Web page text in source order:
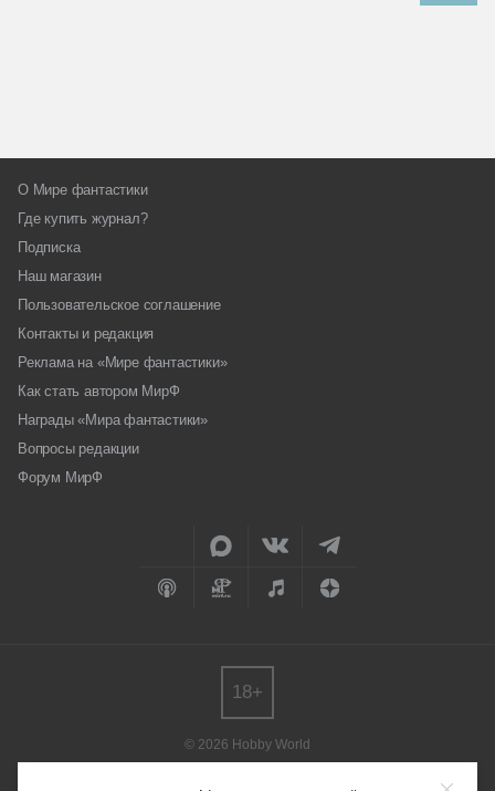
О Мире фантастики
Где купить журнал?
Подписка
Наш магазин
Пользовательское соглашение
Контакты и редакция
Реклама на «Мире фантастики»
Как стать автором МирФ
Награды «Мира фантастики»
Вопросы редакции
Форум МирФ
© 2026 Hobby World
18+